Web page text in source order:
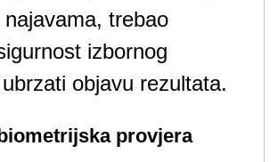
trebao
izbornog
objavu rezultata.
provjera